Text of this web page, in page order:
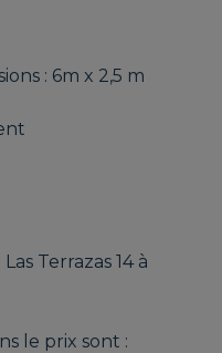
: 6m x 2,5 m
Terrazas 14 à
le prix sont :